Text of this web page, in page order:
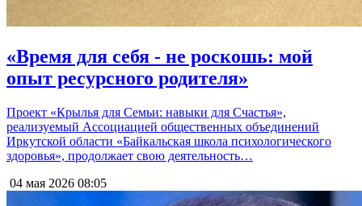
«Время для себя - не роскошь: мой
опыт ресурсного родителя»
Проект «Крылья для Семьи: навыки для Счастья»,
реализуемый Ассоциацией общественных объединений
Иркутской области «Байкальская школа психологического
здоровья», продолжает свою деятельность…
04 мая 2026 08:05